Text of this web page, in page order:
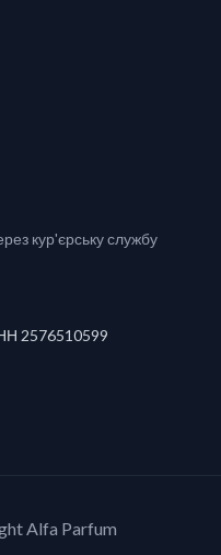
кур'єрську службу
2576510599
Alfa Parfum